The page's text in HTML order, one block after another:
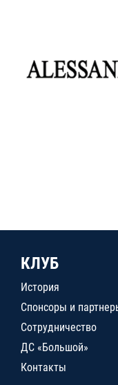
КЛУБ
История
Спонсоры и
Сотрудничество
ДС «Большой»
Контакты